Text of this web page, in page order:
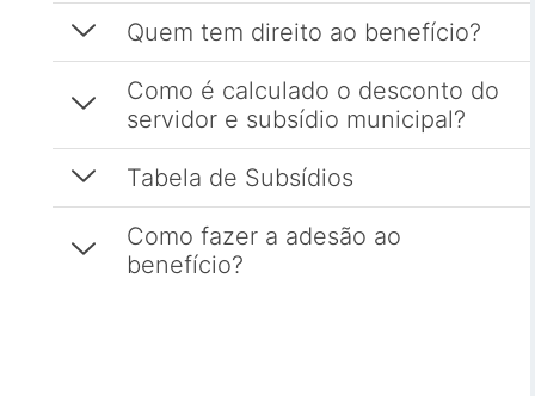
Esporte e Lazer
Finanças
Governo
Inclusão e Desenvolvimento Social
Meio Ambiente, Desenvolvimento Sustentável e Assuntos
Notícias Anteriores a 2024
Quem tem direito ao benefício?
Como é calculado o desconto do
servidor e subsídio municipal?
Tabela de Subsídios
Como fazer a adesão ao
benefício?